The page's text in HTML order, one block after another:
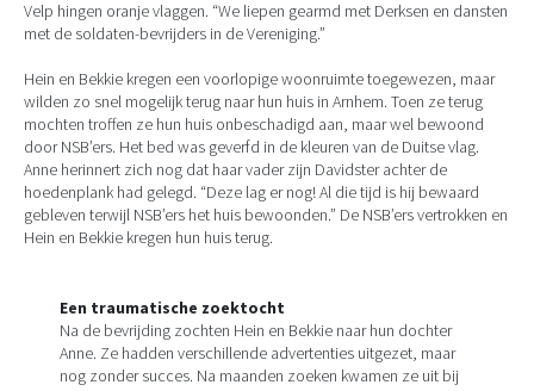
Velp hingen oranje vlaggen. “We liepen gearmd met Derksen en dansten
met de soldaten-bevrijders in de Vereniging.”
Hein en Bekkie kregen een voorlopige woonruimte toegewezen, maar
wilden zo snel mogelijk terug naar hun huis in Arnhem. Toen ze terug
mochten troffen ze hun huis onbeschadigd aan, maar wel bewoond
door NSB’ers. Het bed was geverfd in de kleuren van de Duitse vlag.
Anne herinnert zich nog dat haar vader zijn Davidster achter de
hoedenplank had gelegd. “Deze lag er nog! Al die tijd is hij bewaard
gebleven terwijl NSB’ers het huis bewoonden.” De NSB’ers vertrokken en
Hein en Bekkie kregen hun huis terug.
Een traumatische zoektocht
Na de bevrijding zochten Hein en Bekkie naar hun dochter
Anne. Ze hadden verschillende advertenties uitgezet, maar
nog zonder succes. Na maanden zoeken kwamen ze uit bij